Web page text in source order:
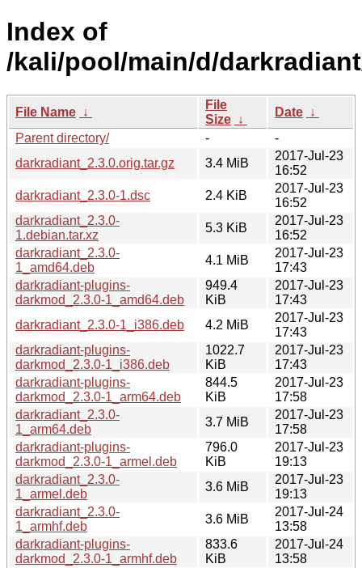
Index of
/kali/pool/main/d/
File Name ↓
File
Size ↓
Date ↓
Parent directory/
-
-
darkradiant_2.3.0.orig.tar.gz
3.4 MiB
2017-Jul-23
16:52
darkradiant_2.3.0-1.dsc
2.4 KiB
2017-Jul-23
16:52
darkradiant_2.3.0-
1.debian.tar.xz
5.3 KiB
2017-Jul-23
16:52
darkradiant_2.3.0-
1_amd64.deb
4.1 MiB
2017-Jul-23
17:43
darkradiant-plugins-
darkmod_2.3.0-1_amd64.deb
949.4
KiB
2017-Jul-23
17:43
darkradiant_2.3.0-1_i386.deb
4.2 MiB
2017-Jul-23
17:43
darkradiant-plugins-
darkmod_2.3.0-1_i386.deb
1022.7
KiB
2017-Jul-23
17:43
darkradiant-plugins-
darkmod_2.3.0-1_arm64.deb
844.5
KiB
2017-Jul-23
17:58
darkradiant_2.3.0-
1_arm64.deb
3.7 MiB
2017-Jul-23
17:58
darkradiant-plugins-
darkmod_2.3.0-1_armel.deb
796.0
KiB
2017-Jul-23
19:13
darkradiant_2.3.0-
1_armel.deb
3.6 MiB
2017-Jul-23
19:13
darkradiant_2.3.0-
1_armhf.deb
3.6 MiB
2017-Jul-24
13:58
darkradiant-plugins-
darkmod_2.3.0-1_armhf.deb
833.6
KiB
2017-Jul-24
13:58